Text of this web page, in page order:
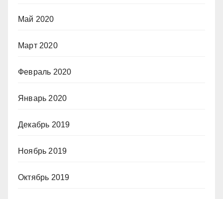
Май 2020
Март 2020
Февраль 2020
Январь 2020
Декабрь 2019
Ноябрь 2019
Октябрь 2019